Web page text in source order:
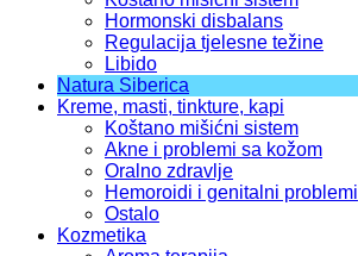
Hormonski disbalans
Regulacija tjelesne težine
Libido
Natura Siberica
Kreme, masti, tinkture, kapi
Koštano mišićni sistem
Akne i problemi sa kožom
Oralno zdravlje
Hemoroidi i genitalni problemi
Ostalo
Kozmetika